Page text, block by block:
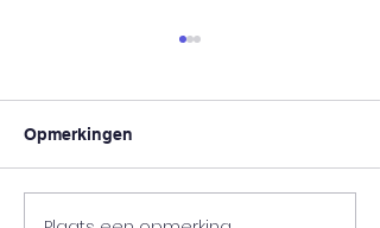
Opmerkingen